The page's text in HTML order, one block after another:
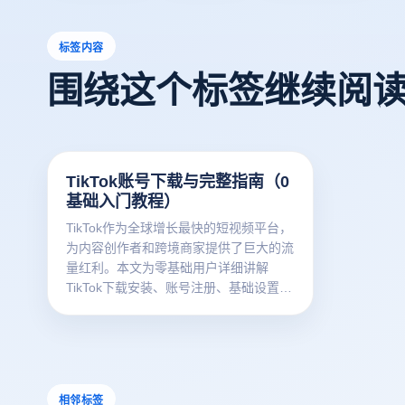
标签内容
围绕这个标签继续阅
TikTok账号下载与完整指南（0
基础入门教程）
TikTok作为全球增长最快的短视频平台，
为内容创作者和跨境商家提供了巨大的流
量红利。本文为零基础用户详细讲解
TikTok下载安装、账号注册、基础设置和
相邻标签